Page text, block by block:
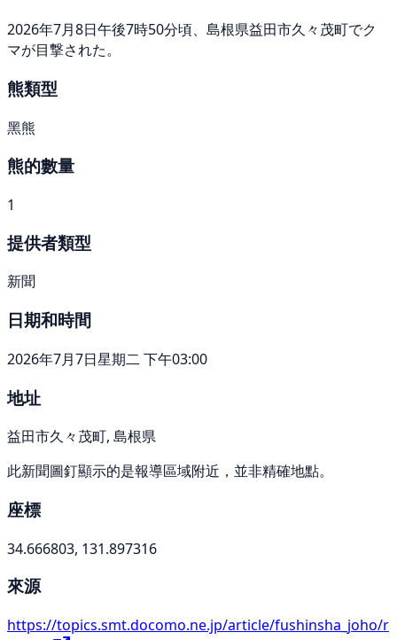
2026年7月8日午後7時50分頃、島根県益田市久々茂町でク
マが目撃された。
熊類型
黑熊
熊的數量
1
提供者類型
新聞
日期和時間
2026年7月7日星期二 下午03:00
地址
益田市久々茂町, 島根県
此新聞圖釘顯示的是報導區域附近，並非精確地點。
座標
34.666803, 131.897316
來源
https://topics.smt.docomo.ne.jp/article/fushinsha_joho/r